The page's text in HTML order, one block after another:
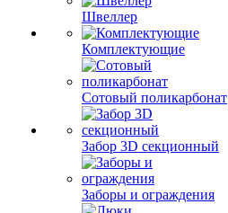
Швеллер
Комплектующие
Сотовый поликарбонат
Забор 3D секционный
Заборы и ограждения